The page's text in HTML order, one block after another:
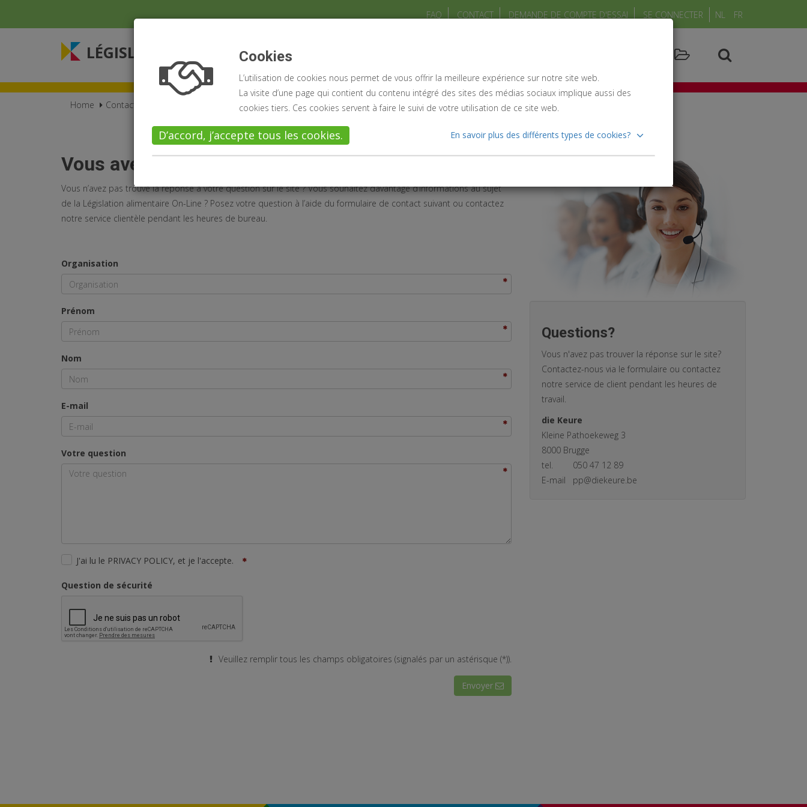
FAQ CONTACT DEMANDE DE COMPTE D'ESSAI SE CONNECTER NL FR
LÉGISLATION ALIMENTAIRE
LégislationZoeken
Home Contact
Vous avez des questions ?
Vous n’avez pas trouvé la réponse à votre question sur le site ? Vous souhaitez davantage d’informations au sujet
de la Législation alimentaire On-Line ? Posez votre question à l’aide du formulaire de contact suivant ou contactez
notre service clientèle pendant les heures de bureau.
Organisation
Prénom
Nom
E-mail
Votre question
J'ai lu le PRIVACY POLICY, et je l'accepte.
Question de sécurité
Veuillez remplir tous les champs obligatoires (signalés par un astérisque (*)).
Envoyer
Questions?
Vous n'avez pas trouver la réponse sur le site?
Contactez-nous via le formulaire ou contactez
notre service de client pendant les heures de
travail.
die Keure
Kleine Pathoekeweg 3
8000 Brugge
tel.
050 47 12 89
E-mail
pp@diekeure.be
Cookies
L’utilisation de cookies nous permet de vous offrir la meilleure expérience sur notre site web.
La visite d’une page qui contient du contenu intégré des sites des médias sociaux implique aussi des
cookies tiers. Ces cookies servent à faire le suivi de votre utilisation de ce site web.
D’accord, j’accepte tous les cookies. En savoir plus des différents types de cookies?